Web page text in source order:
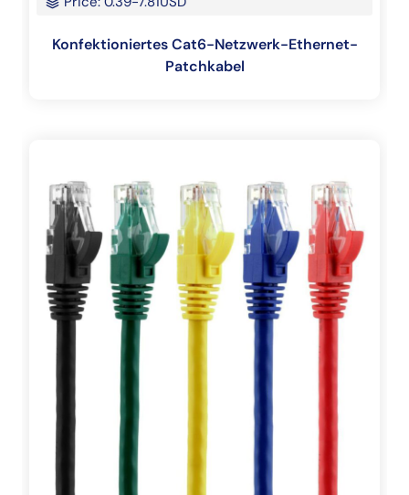
Konfektioniertes Cat6-Netzwerk-Ethernet-
Patchkabel